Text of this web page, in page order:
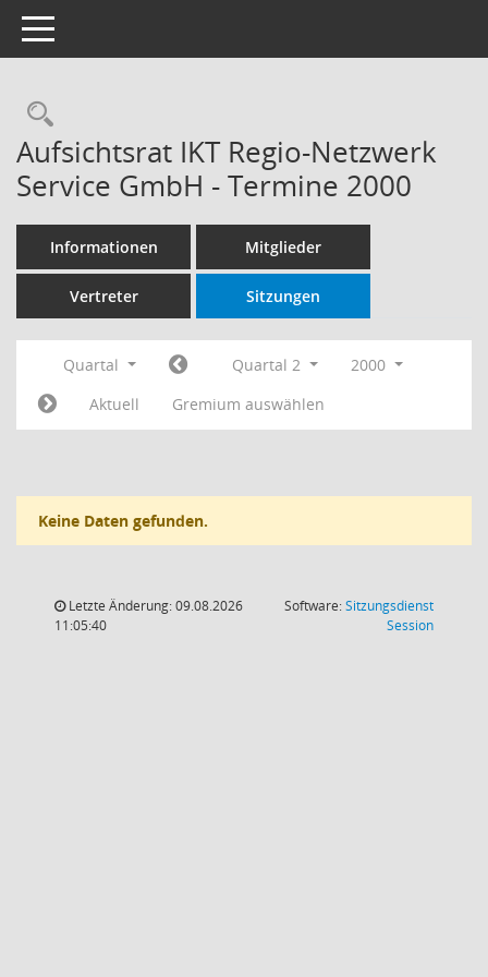
Toggle navigation
Rechercheauswahl
Aufsichtsrat IKT Regio-Netzwerk
Service GmbH - Termine 2000
Informationen Mitglieder
Vertreter Sitzungen
Quartal Quartal 2
2000
Aktuell
Gremium auswählen
Keine Daten gefunden.
Letzte Änderung: 09.08.2026
11:05:40
Software:Sitzungsdienst
Session(Wird in